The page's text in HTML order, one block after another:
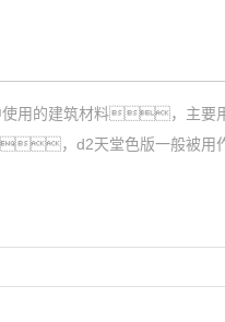
使用的建筑材料，主
，d2天堂色版一般被